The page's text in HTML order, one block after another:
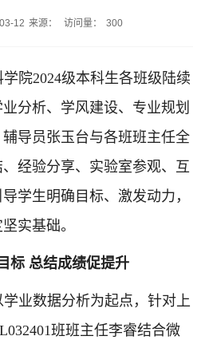
12 来源： 访问量： 300
院2024级本科生各班级陆续
分析、学风建设、专业规划
导员张玉台与各班班主任全
经验分享、实验室参观、互
学生明确目标、激发动力，
实基础。
标 总结成绩促提升
业数据分析为起点，针对上
班班主任李睿结合微